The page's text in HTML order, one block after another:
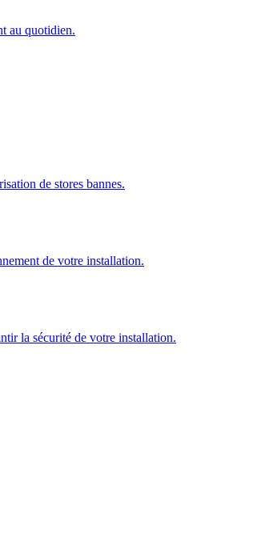
au quotidien.
de stores bannes.
de votre installation.
la sécurité de votre installation.